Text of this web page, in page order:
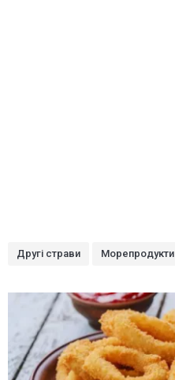
Другі страви Морепродукти